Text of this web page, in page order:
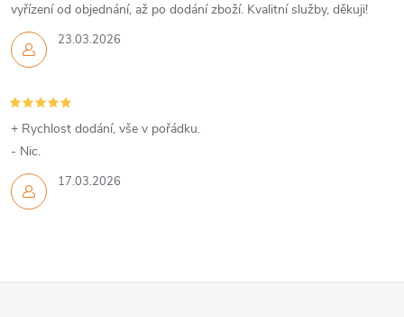
23.03.2026
vyřízení od objednání, až po dodání zboží. Kvalitní služby, děkuji!
17.03.2026
+ Rychlost dodání, vše v pořádku.
- Nic.